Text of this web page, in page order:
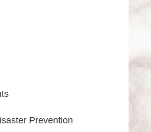
Prevention